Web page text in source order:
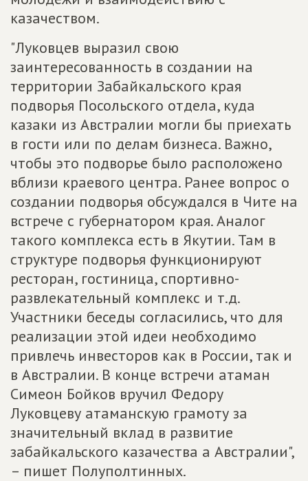
казачеством.
"Луковцев выразил свою
заинтересованность в создании на
территории Забайкальского края
подворья Посольского отдела, куда
казаки из Австралии могли бы приехать
в гости или по делам бизнеса. Важно,
чтобы это подворье было расположено
вблизи краевого центра. Ранее вопрос о
создании подворья обсуждался в Чите на
встрече с губернатором края. Аналог
такого комплекса есть в Якутии. Там в
структуре подворья функционируют
ресторан, гостиница, спортивно-
развлекательный комплекс и т.д.
Участники беседы согласились, что для
реализации этой идеи необходимо
привлечь инвесторов как в России, так и
в Австралии. В конце встречи атаман
Симеон Бойков вручил Федору
Луковцеву атаманскую грамоту за
значительный вклад в развитие
забайкальского казачества а Австралии",
– пишет Полуполтинных.